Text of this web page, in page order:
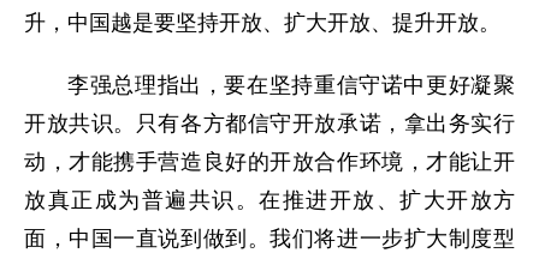
升，中国越是要坚持开放、扩大开放、提升开放。
李强总理指出，要在坚持重信守诺中更好凝聚
开放共识。只有各方都信守开放承诺，拿出务实行
动，才能携手营造良好的开放合作环境，才能让开
放真正成为普遍共识。在推进开放、扩大开放方
面，中国一直说到做到。我们将进一步扩大制度型